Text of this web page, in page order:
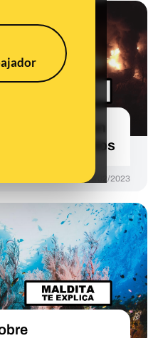
Estados Unidos
14/02/2023